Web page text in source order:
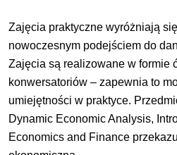
Zajęcia praktyczne wyróżniają
nowoczesnym podejściem do
Zajęcia są realizowane w formie
konwersatoriów – zapewnia to
umiejętności w praktyce.
Dynamic Economic Analysis,
Economics and Finance